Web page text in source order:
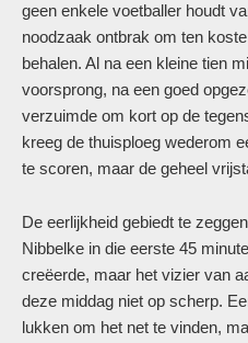
geen enkele voetballer houdt
noodzaak ontbrak om ten
behalen. Al na een kleine tien
voorsprong, na een goed
verzuimde om kort op de
kreeg de thuisploeg wederom
te scoren, maar de geheel
De eerlijkheid gebiedt te
Nibbelke in die eerste 45
creëerde, maar het vizier van
deze middag niet op scherp.
lukken om het net te vinden,